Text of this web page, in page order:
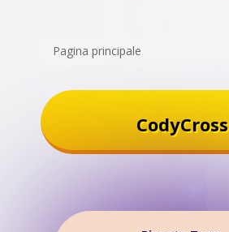
Pagina principale
CodyCross